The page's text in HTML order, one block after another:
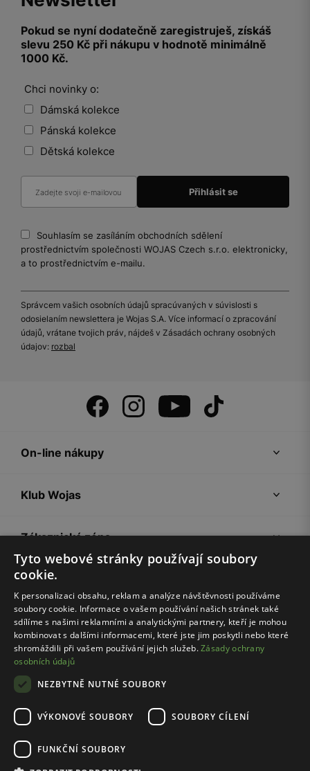
Pokud se nyní dodatečně zaregistruješ, získáš
slevu 250 Kč při nákupu v hodnotě minimálně
1000 Kč.
Chci novinky o:
Dámská kolekce
Pánská kolekce
Dětská kolekce
Souhlasím se zasíláním obchodních sdělení
prostřednictvím společnosti WOJAS Czech s.r.o. elektronicky,
a to prostřednictvím e-mailu.
Správcem vašich osobních údajů spracúvaných v súvislosti s
odosielaním newslettera je Wojas S.A. Více informací o zpracování
údajů, vrátane tvojich práv, nájdeš v Zásadách ochrany osobných
údajov: rozbal
On-line nákupy
Klub Wojas
Zákaznická zóna
Společnost Wojas
Rady
Pravidla e-shopu
Zásady ochrany osobních údajů
Nastavení cookies
Tyto webové stránky používají soubory
cookie.
K personalizaci obsahu, reklam a analýze návštěvnosti používáme
soubory cookie. Informace o vašem používání našich stránek také
sdílíme s našimi reklamními a analytickými partnery, kteří je mohou
kombinovat s dalšími informacemi, které jste jim poskytli nebo které
shromáždili při vašem používání jejich služeb.Zásady ochrany
osobních údajů
NEZBYTNĚ NUTNÉ SOUBORY
VÝKONOVÉ SOUBORY SOUBORY CÍLENÍ
FUNKČNÍ SOUBORY